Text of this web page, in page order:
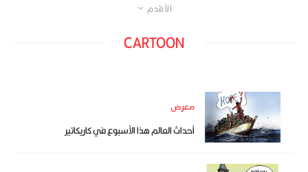
الأقدم
CARTOON
معرض
أحداث العالم هذا الأسبوع في كاريكاتير